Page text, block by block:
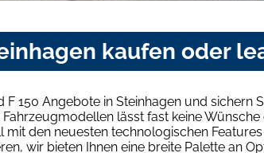
kaufen oder
F 150 Angebote in Steinhagen und sichern
lässt fast keine Wünsche
mit den neuesten technologischen
wir bieten Ihnen eine breite Palette an